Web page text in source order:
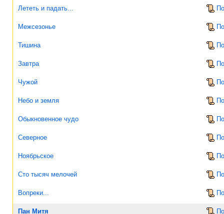
Лететь и падать...
Межсезонье
Тишина
Завтра
Чужой
Небо и земля
Обыкновенное чудо
Северное
Ноябрьское
Сто тысяч мелочей
Вопреки...
Пан Митя